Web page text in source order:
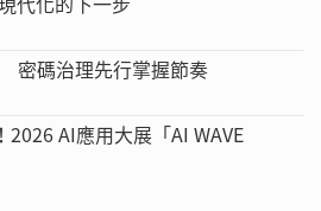
密碼治理先行掌握節奏
AI應用大展「AI WAVE